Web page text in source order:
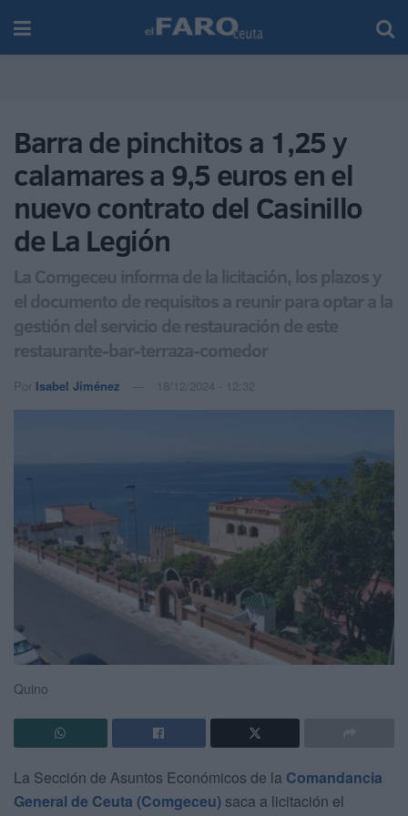
Barra de pinchitos a 1,25 y
calamares a 9,5 euros en el
nuevo contrato del Casinillo
de La Legión
La Comgeceu informa de la licitación, los plazos y
el documento de requisitos a reunir para optar a la
gestión del servicio de restauración de este
restaurante-bar-terraza-comedor
Por Isabel Jiménez 18/12/2024 - 12:32
Quino
La Sección de Asuntos Económicos de la Comandancia
General de Ceuta (Comgeceu) saca a licitación el